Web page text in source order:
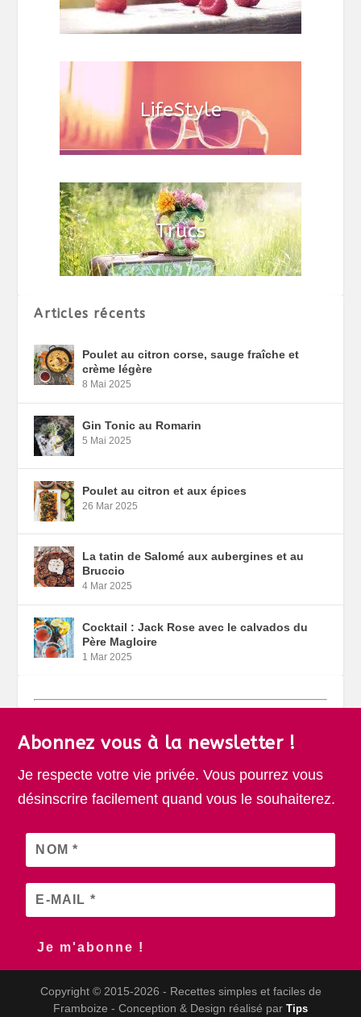
Articles récents
Poulet au citron corse, sauge fraîche et
crème légère
8 Mai 2025
Gin Tonic au Romarin
5 Mai 2025
Poulet au citron et aux épices
26 Mar 2025
La tatin de Salomé aux aubergines et au
Bruccio
4 Mar 2025
Cocktail : Jack Rose avec le calvados du
Père Magloire
1 Mar 2025
Abonnez vous à la newsletter !
Je respecte votre vie privée. Vous pourrez vous
désinscrire facilement quand vous le souhaiterez.
Copyright © 2015-2026 - Recettes simples et faciles de
Framboize - Conception & Design réalisé par Tips